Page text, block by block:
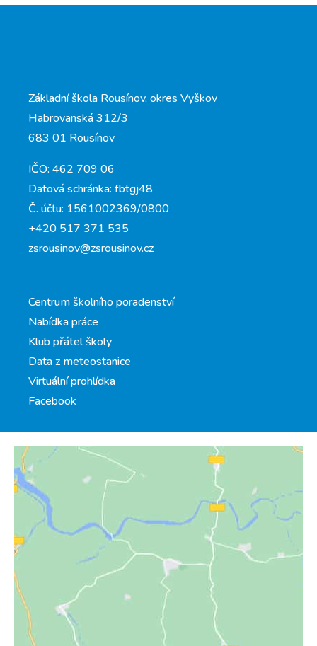
Základní škola Rousínov, okres Vyškov
Habrovanská 312/3
683 01 Rousínov
IČO: 462 709 06
Datová schránka: fbtgj48
Č. účtu: 1561002369/0800
+420 517 371 535
zsrousinov@zsrousinov.cz
Centrum školního poradenství
Nabídka práce
Klub přátel školy
Data z meteostanice
Virtuální prohlídka
Facebook